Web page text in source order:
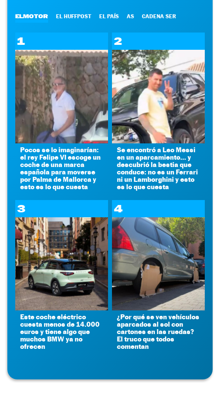
ELMOTOR EL HUFFPOST EL PAÍS AS CADENA SER
1
Pocos se lo imaginarían:
el rey Felipe VI escoge un
coche de una marca
española para moverse
por Palma de Mallorca y
esto es lo que cuesta
2
Se encontró a Leo Messi
en un aparcamiento... y
descubrió la bestia que
conduce: no es un Ferrari
ni un Lamborghini y esto
es lo que cuesta
3
Este coche eléctrico
cuesta menos de 14.000
euros y tiene algo que
muchos BMW ya no
ofrecen
4
¿Por qué se ven vehículos
aparcados al sol con
cartones en las ruedas?
El truco que todos
comentan